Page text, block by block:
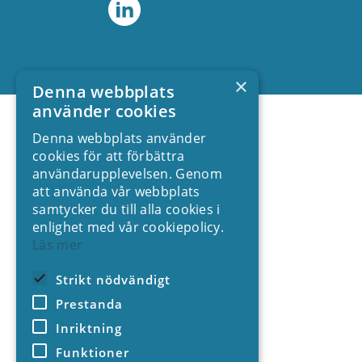
×
Denna webbplats
använder cookies
Denna webbplats använder
cookies för att förbättra
användarupplevelsen. Genom
att använda vår webbplats
samtycker du till alla cookies i
enlighet med vår cookiepolicy.
Läs mer
Strikt nödvändigt
Prestanda
Inriktning
Funktioner